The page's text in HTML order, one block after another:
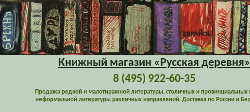
Книжный магазин «Русская деревня»
8 (495) 922-60-35
Продажа редкой и малотиражной литературы, столичных и провинциальных
неформальной литературы различных направлений. Доставка по России и